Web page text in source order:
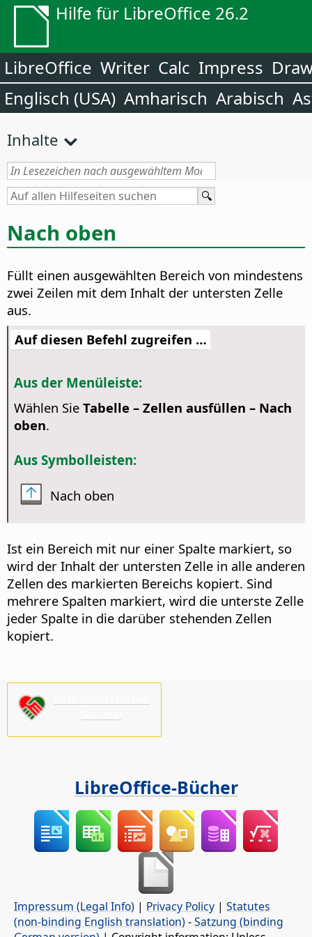
Hilfe für LibreOffice 26.2
LibreOffice Writer Calc Impress
Englisch (USA) Amharisch Arabisch
Inhalte
Nach oben
Füllt einen ausgewählten Bereich von mindestens
zwei Zeilen mit dem Inhalt der untersten Zelle
aus.
Auf diesen Befehl zugreifen …
Aus der Menüleiste:
Wählen Sie Tabelle – Zellen ausfüllen – Nach
oben.
Aus Symbolleisten:
Nach oben
Ist ein Bereich mit nur einer Spalte markiert, so
wird der Inhalt der untersten Zelle in alle anderen
Zellen des markierten Bereichs kopiert. Sind
mehrere Spalten markiert, wird die unterste Zelle
jeder Spalte in die darüber stehenden Zellen
kopiert.
LibreOffice-Bücher
Impressum (Legal Info) | Privacy Policy | Statutes
(non-binding English translation) -Satzung (binding